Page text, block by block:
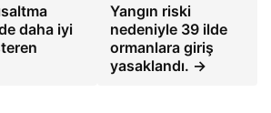
daha iyi
Yangın riski
nedeniyle 39 ilde
ormanlara giriş
yasaklandı. →